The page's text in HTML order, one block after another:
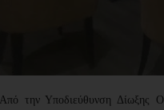
Από την Υποδιεύθυνση Δίωξης